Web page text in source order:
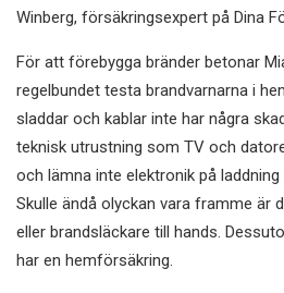
Winberg, försäkringsexpert på Dina
För att förebygga bränder betonar
regelbundet testa brandvarnarna i
sladdar och kablar inte har några
teknisk utrustning som TV och
och lämna inte elektronik på
Skulle ändå olyckan vara framme är
eller brandsläckare till hands.
har en hemförsäkring.